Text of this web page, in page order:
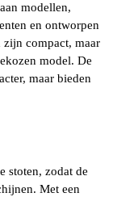
modellen,
en ontworpen
compact, maar
model. De
maar bieden
stoten, zodat de
Met een